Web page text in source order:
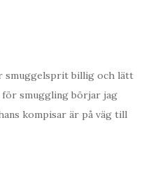
smuggelsprit billig och lätt
smuggling börjar jag
kompisar är på väg till